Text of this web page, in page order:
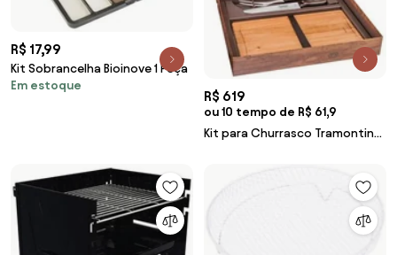
R$ 17,99
Kit Sobrancelha Bioinove 1 Peça
Em estoque
R$ 619
ou 10 tempo de R$ 61,9
Kit para Churrasco Tramontina
Polywood Castanho com Caixa